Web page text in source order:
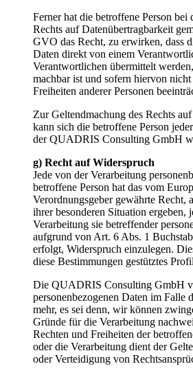
Ferner hat die betroffene Person bei
Rechts auf Datenübertragbarkeit
GVO das Recht, zu erwirken, dass
Daten direkt von einem
Verantwortlichen übermittelt
machbar ist und sofern hiervon
Freiheiten anderer Personen
Zur Geltendmachung des Rechts
kann sich die betroffene Person
der QUADRIS Consulting GmbH
g) Recht auf Widerspruch
Jede von der Verarbeitung
betroffene Person hat das vom
Verordnungsgeber gewährte Recht,
ihrer besonderen Situation ergeben,
Verarbeitung sie betreffender
aufgrund von Art. 6 Abs. 1
erfolgt, Widerspruch einzulegen.
diese Bestimmungen gestütztes
Die QUADRIS Consulting GmbH
personenbezogenen Daten im Falle
mehr, es sei denn, wir können
Gründe für die Verarbeitung
Rechten und Freiheiten der
oder die Verarbeitung dient der
oder Verteidigung von